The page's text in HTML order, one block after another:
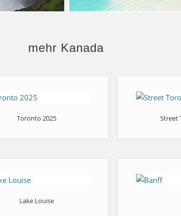
mehr Kanada
Toronto 2025 Street
Lake Louise